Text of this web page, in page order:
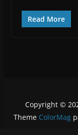
Read More
Copyright ©
Theme ColorMag